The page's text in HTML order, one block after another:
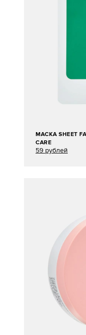
МАСКА SHEET
CARE
59 рублей